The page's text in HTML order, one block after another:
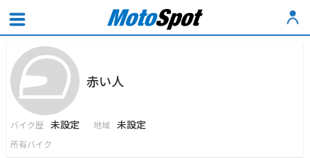
赤い人
バイク歴 未設定 地域 未設定
所有バイク